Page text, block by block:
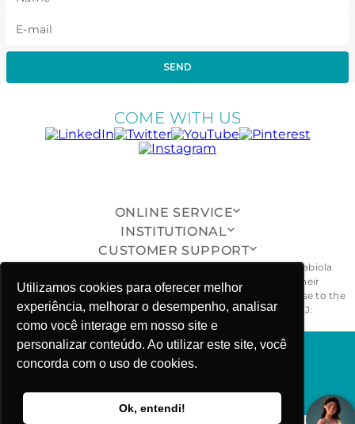
Utilizamos cookies para oferecer melhor
experiência, melhorar o desempenho, analisar
como você interage em nosso site e
personalizar conteúdo. Ao utilizar este site, você
concorda com o uso de cookies.
Ok, entendi!
SEND
COME WITH US
ONLINE SERVICE
INSTITUTIONAL
CUSTOMER SUPPORT
All pieces, models, drawings, designs and shapes of the Fabiola
Molina® brand are exclusive and duly protected, and their
unauthorized reproduction, imitation or copying will give rise to the
civil and criminal penalties provided for by law. - CNPJ:
26.968.029/0001-55
FABIOLA MOLINA ©COPYRIGHT 2025